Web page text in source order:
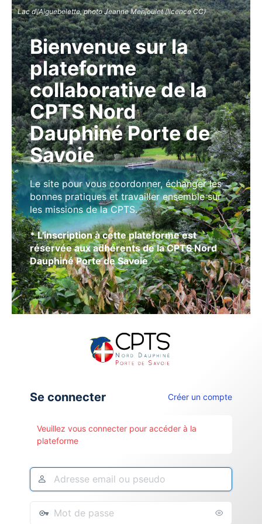
Lac d\'Aiguebelette, photo Jeanne Menjoulet (licence CC)
Bienvenue sur la
plateforme
collaborative de la
CPTS Nord
Dauphiné Porte de
Savoie
Le site pour vous coordonner, échanger les
bonnes pratiques et travailler ensemble sur
les missions de la CPTS.
* L'inscription à cette plateforme est
réservée aux adhérents de la CPTS Nord
Dauphiné Porte de Savoie
Se connecter Créer un compte
Veuillez vous connecter pour accéder à la
plateforme